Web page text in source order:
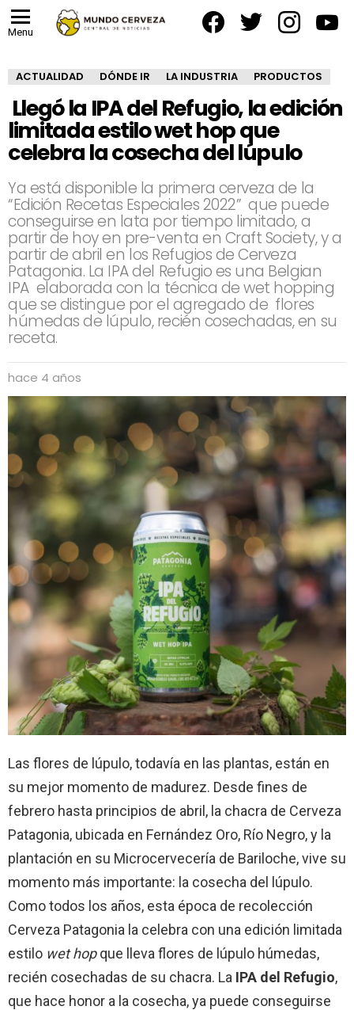
Menu
ACTUALIDAD DÓNDE IR LA INDUSTRIA PRODUCTOS
Llegó la IPA del Refugio, la edición
limitada estilo wet hop que
celebra la cosecha del lúpulo
Ya está disponible la primera cerveza de la
“Edición Recetas Especiales 2022” que puede
conseguirse en lata por tiempo limitado, a
partir de hoy en pre-venta en Craft Society, y a
partir de abril en los Refugios de Cerveza
Patagonia. La IPA del Refugio es una Belgian
IPA elaborada con la técnica de wet hopping
que se distingue por el agregado de flores
húmedas de lúpulo, recién cosechadas, en su
receta.
hace 4 años
Las flores de lúpulo, todavía en las plantas, están en
su mejor momento de madurez. Desde fines de
febrero hasta principios de abril, la chacra de Cerveza
Patagonia, ubicada en Fernández Oro, Río Negro, y la
plantación en su Microcervecería de Bariloche, vive su
momento más importante: la cosecha del lúpulo.
Como todos los años, esta época de recolección
Cerveza Patagonia la celebra con una edición limitada
estilo wet hopque lleva flores de lúpulo húmedas,
recién cosechadas de su chacra. La IPA del Refugio,
que hace honor a la cosecha, ya puede conseguirse